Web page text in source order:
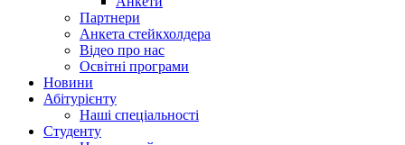
Партнери
Анкета стейкхолдера
Відео про нас
Освітні програми
Hовини
Абітурієнту
Наші спеціальності
Студенту